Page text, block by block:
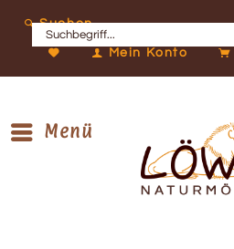
Suchen
Mein Konto
Menü